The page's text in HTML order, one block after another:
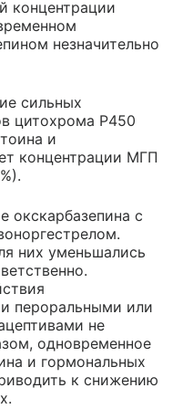
концентрации
незначительно
сильных
цитохрома Р450
и
концентрации МГП
окскарбазепина с
них уменьшались
пероральными или
не
одновременное
и гормональных
к снижению